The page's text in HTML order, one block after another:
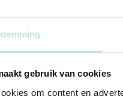
gebruik van cookies
om content en
& adviseren. Als
voor andere
in leiderschap, advies
ervaringsdeskundigen
dit graag? Tijdens de